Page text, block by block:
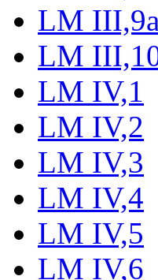
LM III,9a
LM
LM IV,1
LM IV,2
LM IV,3
LM IV,4
LM IV,5
LM IV,6